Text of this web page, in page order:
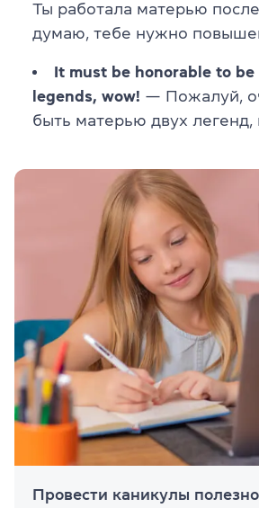
Ты работала матерью
думаю, тебе нужно
It must be honorable to
legends, wow! — Пожалуй,
быть матерью двух легенд,
Провести каникулы